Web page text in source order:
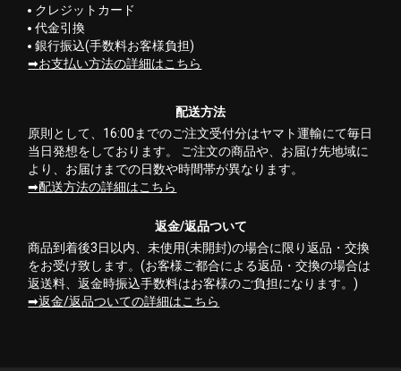
クレジットカード
代金引換
銀行振込(手数料お客様負担)
お支払い方法の詳細はこちら
配送方法
原則として、16:00までのご注文受付分はヤマト運輸にて毎日
当日発想をしております。 ご注文の商品や、お届け先地域に
より、お届けまでの日数や時間帯が異なります。
配送方法の詳細はこちら
返金/返品ついて
商品到着後3日以内、未使用(未開封)の場合に限り返品・交換
をお受け致します。(お客様ご都合による返品・交換の場合は
返送料、返金時振込手数料はお客様のご負担になります。)
返金/返品ついての詳細はこちら